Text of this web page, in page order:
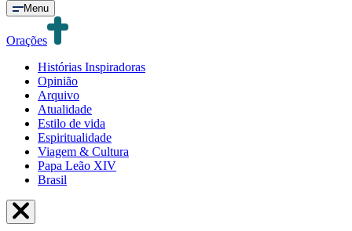
Menu
Orações
Histórias Inspiradoras
Opinião
Arquivo
Atualidade
Estilo de vida
Espiritualidade
Viagem & Cultura
Papa Leão XIV
Brasil